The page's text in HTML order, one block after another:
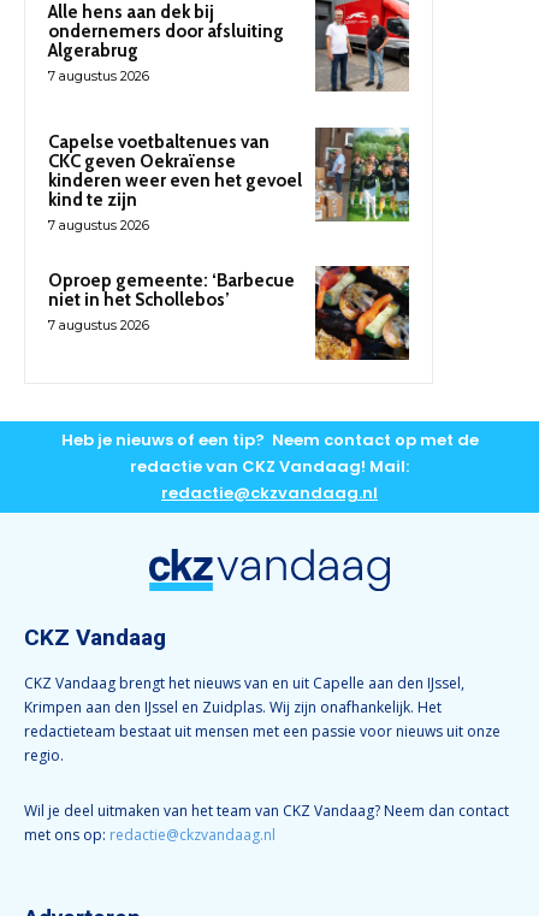
Alle hens aan dek bij
ondernemers door afsluiting
Algerabrug
7 augustus 2026
Capelse voetbaltenues van
CKC geven Oekraïense
kinderen weer even het gevoel
kind te zijn
7 augustus 2026
Oproep gemeente: ‘Barbecue
niet in het Schollebos’
7 augustus 2026
Heb je nieuws of een tip? Neem contact op met de
redactie van CKZ Vandaag! Mail:
redactie@ckzvandaag.nl
CKZ Vandaag
CKZ Vandaag brengt het nieuws van en uit Capelle aan den IJssel,
Krimpen aan den IJssel en Zuidplas. Wij zijn onafhankelijk. Het
redactieteam bestaat uit mensen met een passie voor nieuws uit onze
regio.
Wil je deel uitmaken van het team van CKZ Vandaag? Neem dan contact
met ons op: redactie@ckzvandaag.nl